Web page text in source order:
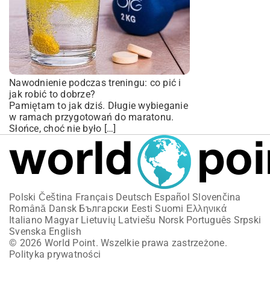
Nawodnienie podczas treningu: co pić i
jak robić to dobrze?
Pamiętam to jak dziś. Długie wybieganie
w ramach przygotowań do maratonu.
Słońce, choć nie było […]
Polski Čeština Français Deutsch Español Slovenčina
Română Dansk Български Eesti Suomi Ελληνικά
Italiano Magyar Lietuvių Latviešu Norsk Português Srpski
Svenska English
© 2026 World Point. Wszelkie prawa zastrzeżone.
Polityka prywatności